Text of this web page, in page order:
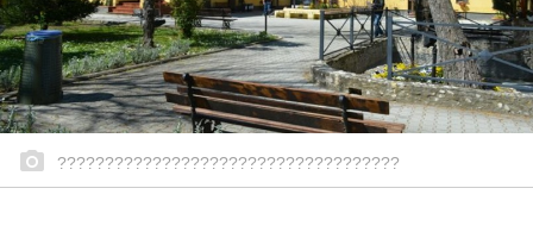
????????????????????????????????????